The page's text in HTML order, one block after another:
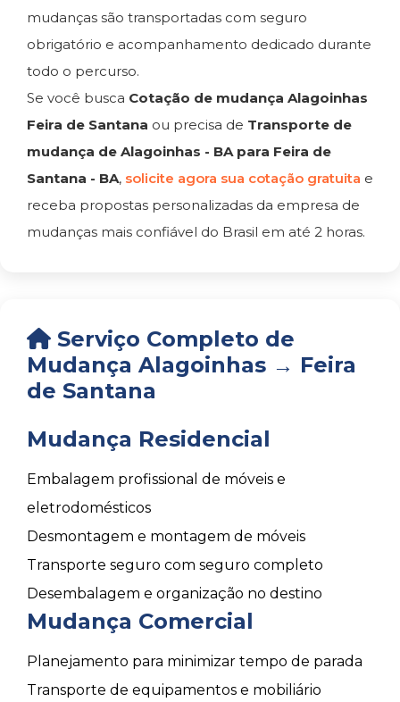
mudanças são transportadas com seguro
obrigatório e acompanhamento dedicado durante
todo o percurso.
Se você busca Cotação de mudança Alagoinhas
Feira de Santana ou precisa de Transporte de
mudança de Alagoinhas - BA para Feira de
Santana - BA, solicite agora sua cotação gratuita e
receba propostas personalizadas da empresa de
mudanças mais confiável do Brasil em até 2 horas.
Serviço Completo de
Mudança Alagoinhas → Feira
de Santana
Mudança Residencial
Embalagem profissional de móveis e
eletrodomésticos
Desmontagem e montagem de móveis
Transporte seguro com seguro completo
Desembalagem e organização no destino
Mudança Comercial
Planejamento para minimizar tempo de parada
Transporte de equipamentos e mobiliário